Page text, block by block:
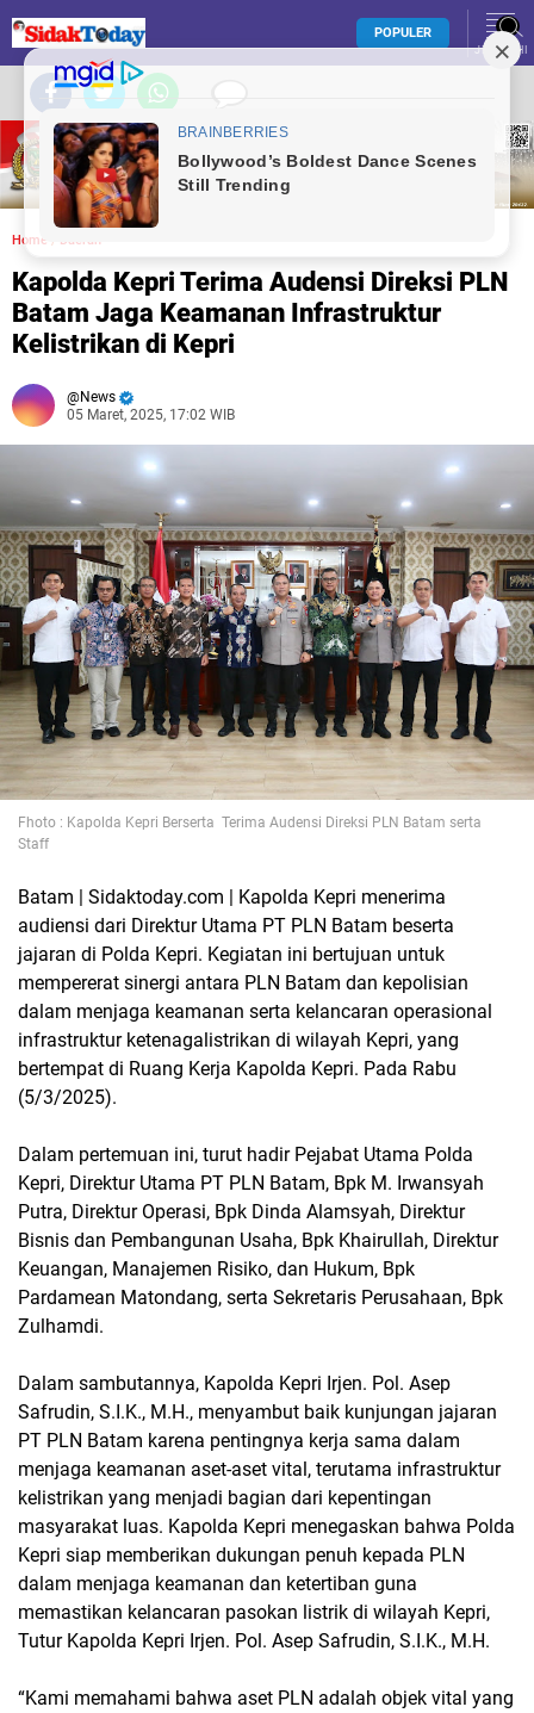
POPULER
JELAJAHI
Home / Daerah
Kapolda Kepri Terima Audensi Direksi PLN
Batam Jaga Keamanan Infrastruktur
Kelistrikan di Kepri
News
05 Maret, 2025, 17:02 WIB
Fhoto : Kapolda Kepri Berserta Terima Audensi Direksi PLN Batam serta
Staff
Batam | Sidaktoday.com | Kapolda Kepri menerima
audiensi dari Direktur Utama PT PLN Batam beserta
jajaran di Polda Kepri. Kegiatan ini bertujuan untuk
mempererat sinergi antara PLN Batam dan kepolisian
dalam menjaga keamanan serta kelancaran operasional
infrastruktur ketenagalistrikan di wilayah Kepri, yang
bertempat di Ruang Kerja Kapolda Kepri. Pada Rabu
(5/3/2025).
Dalam pertemuan ini, turut hadir Pejabat Utama Polda
Kepri, Direktur Utama PT PLN Batam, Bpk M. Irwansyah
Putra, Direktur Operasi, Bpk Dinda Alamsyah, Direktur
Bisnis dan Pembangunan Usaha, Bpk Khairullah, Direktur
Keuangan, Manajemen Risiko, dan Hukum, Bpk
Pardamean Matondang, serta Sekretaris Perusahaan, Bpk
Zulhamdi.
Dalam sambutannya, Kapolda Kepri Irjen. Pol. Asep
Safrudin, S.I.K., M.H., menyambut baik kunjungan jajaran
PT PLN Batam karena pentingnya kerja sama dalam
menjaga keamanan aset-aset vital, terutama infrastruktur
kelistrikan yang menjadi bagian dari kepentingan
masyarakat luas. Kapolda Kepri menegaskan bahwa Polda
Kepri siap memberikan dukungan penuh kepada PLN
dalam menjaga keamanan dan ketertiban guna
memastikan kelancaran pasokan listrik di wilayah Kepri,
Tutur Kapolda Kepri Irjen. Pol. Asep Safrudin, S.I.K., M.H.
“Kami memahami bahwa aset PLN adalah objek vital yang